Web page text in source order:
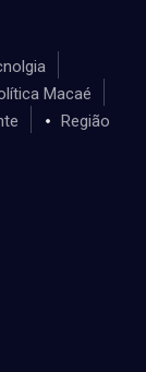
Macaé
Região